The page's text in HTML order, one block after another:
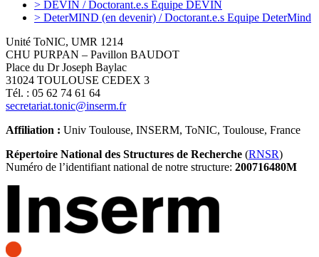
> DEVIN / Doctorant.e.s Equipe DEVIN
> DeterMIND (en devenir) / Doctorant.e.s Equipe DeterMind
Unité ToNIC, UMR 1214
CHU PURPAN – Pavillon BAUDOT
Place du Dr Joseph Baylac
31024 TOULOUSE CEDEX 3
Tél. : 05 62 74 61 64
secretariat.tonic@inserm.fr
Affiliation : Univ Toulouse, INSERM, ToNIC, Toulouse, France
Répertoire National des Structures de Recherche (RNSR)
Numéro de l’identifiant national de notre structure: 200716480M